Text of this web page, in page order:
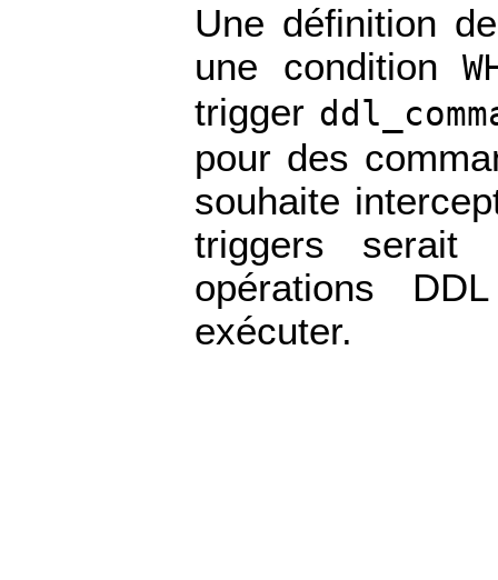
Une définition
une condition
trigger
pour des
souhaite
triggers serait
opérations
exécuter.